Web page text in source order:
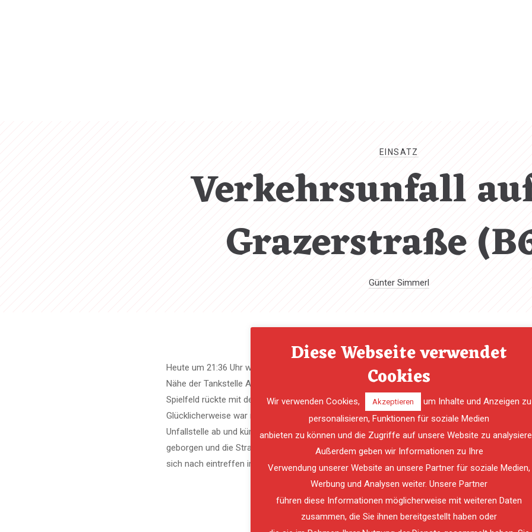
EINSATZ
Verkehrsunfall
Grazerstraße
Günter Simmerl
Heute um 21:36 Uhr wurde die Freiwillige Feuerwehr Spielfeld zu einem Verkehrsunfall auf
Nähe der Tankstelle Avanti alarmiert. Ein PKW war im Graben gelandet und hatte
Spielfeld rückte mit dem RLF-A2000 und dem LF-A mit insgesamt 9 Feuerwehrkräften zum
Glücklicherweise war nur eine Person in den Unfall verwickelt und sie blieb unverletzt. Die
Unfallstelle ab und kümmerten sich um die Beseitigung der ausgelaufenen Betriebsmittel.
geborgen und die Straße gereinigt wurde, konnte die Feuerwehr Spielfeld den Einsatz
sich nach eintreffen im Rüsthaus bei der Landesleitzentrale um 22:10 Uhr einsatzbereit zurück.
Diese Webseite verwendet
Cookies
Wir verwenden Cookies, Akzeptieren
um Inhalte und Anzeigen zu
personalisieren, Funktionen für soziale Medien
anbieten zu können und die Zugriffe auf unsere Website zu
Außerdem geben wir Informationen zu Ihre
Verwendung unserer Website an unsere Partner für soziale Medien,
Werbung und Analysen weiter. Unsere Partner
führen diese Informationen möglicherweise mit weiteren Daten
zusammen, die Sie ihnen bereitgestellt haben oder